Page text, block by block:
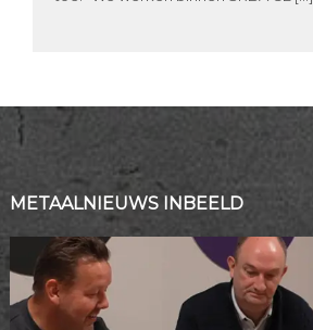
METAALNIEUWS INBEELD